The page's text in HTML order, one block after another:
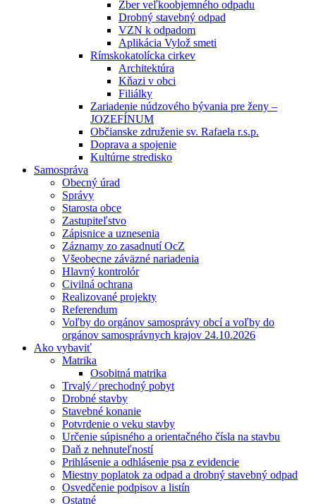
Zber veľkoobjemného odpadu
Drobný stavebný odpad
VZN k odpadom
Aplikácia Vylož smeti
Rímskokatolícka cirkev
Architektúra
Kňazi v obci
Filiálky
Zariadenie núdzového bývania pre ženy –
JOZEFÍNUM
Občianske združenie sv. Rafaela r.s.p.
Doprava a spojenie
Kultúrne stredisko
Samospráva
Obecný úrad
Správy
Starosta obce
Zastupiteľstvo
Zápisnice a uznesenia
Záznamy zo zasadnutí OcZ
Všeobecne záväzné nariadenia
Hlavný kontrolór
Civilná ochrana
Realizované projekty
Referendum
Voľby do orgánov samosprávy obcí a voľby do
orgánov samosprávnych krajov 24.10.2026
Ako vybaviť
Matrika
Osobitná matrika
Trvalý ⁄ prechodný pobyt
Drobné stavby
Stavebné konanie
Potvrdenie o veku stavby
Určenie súpisného a orientačného čísla na stavbu
Daň z nehnuteľností
Prihlásenie a odhlásenie psa z evidencie
Miestny poplatok za odpad a drobný stavebný odpad
Osvedčenie podpisov a listín
Ostatné